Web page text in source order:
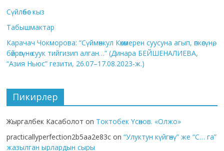
Сүйлөбөс кыз
Табышмактар
Карачач Чокморова: “Сүймөнкул Көкөмерен суусуна агып, өпкөсүнө,
бөйрөгүнө суук тийгизип алган…” (Динара БЕЙШЕНАЛИЕВА,
“Азия Ньюс” гезити, 26.07–17.08.2023-ж.)
Пикирлер
Жыргалбек Касаболот on Токтобек Үсөнов. «Олжо»
practicallyperfection2b5aa2e83c on“Улуктун күйгөнү” же “С… га”
жазылган ырлардын сыры